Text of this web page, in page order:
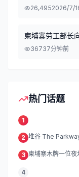
26,4952026/7/
柬埔寨劳工部长
36737分钟前
热门话题
1
2 堆谷 The
3 柬埔寨木牌一位
4